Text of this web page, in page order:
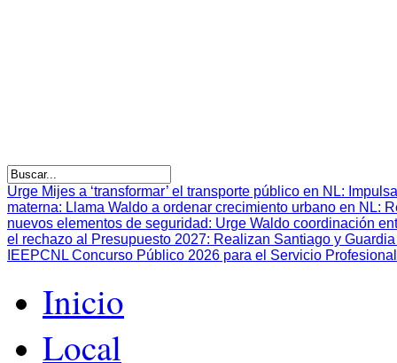
Urge Mijes a ‘transformar’ el transporte público en NL:
materna: Llama Waldo a ordenar crecimiento urbano en NL:
nuevos elementos de seguridad: Urge Waldo coordinación
el rechazo al Presupuesto 2027: Realizan Santiago y
IEEPCNL Concurso Público 2026 para el Servicio
Inicio
Local